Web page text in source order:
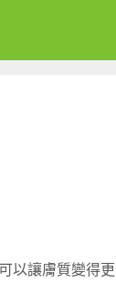
以讓膚質變得更